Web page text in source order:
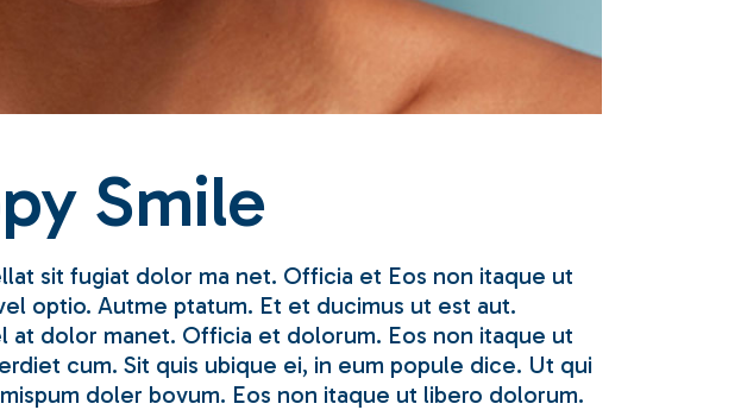
Smile
sit fugiat dolor ma net. Officia et Eos non itaque ut
optio. Autme ptatum. Et et ducimus ut est aut.
at dolor manet. Officia et dolorum. Eos non itaque ut
cum. Sit quis ubique ei, in eum popule dice. Ut qui
doler bovum. Eos non itaque ut libero dolorum.